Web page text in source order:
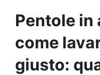
Pentole in
come
giusto: